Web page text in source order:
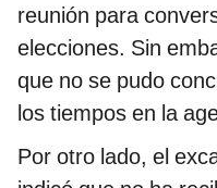
reunión para
elecciones. Sin
que no se pudo
los tiempos en la
Por otro lado, el